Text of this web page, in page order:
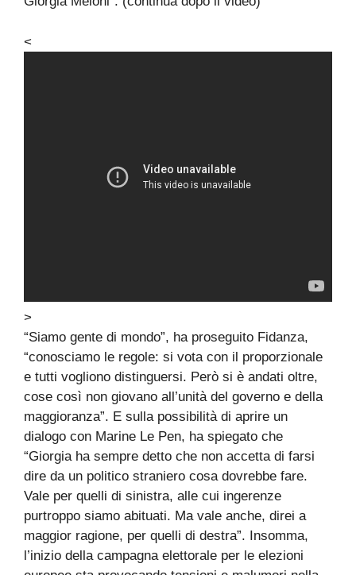
<
>
“Siamo gente di mondo”, ha proseguito Fidanza,
“conosciamo le regole: si vota con il proporzionale
e tutti vogliono distinguersi. Però si è andati oltre,
cose così non giovano all’unità del governo e della
maggioranza”. E sulla possibilità di aprire un
dialogo con Marine Le Pen, ha spiegato che
“Giorgia ha sempre detto che non accetta di farsi
dire da un politico straniero cosa dovrebbe fare.
Vale per quelli di sinistra, alle cui ingerenze
purtroppo siamo abituati. Ma vale anche, direi a
maggior ragione, per quelli di destra”. Insomma,
l’inizio della campagna elettorale per le elezioni